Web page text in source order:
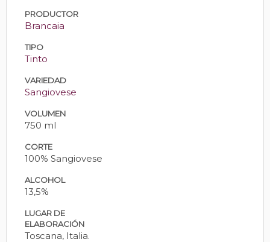
PRODUCTOR
Brancaia
TIPO
Tinto
VARIEDAD
Sangiovese
VOLUMEN
750 ml
CORTE
100% Sangiovese
ALCOHOL
13,5%
LUGAR DE
ELABORACIÓN
Toscana, Italia.